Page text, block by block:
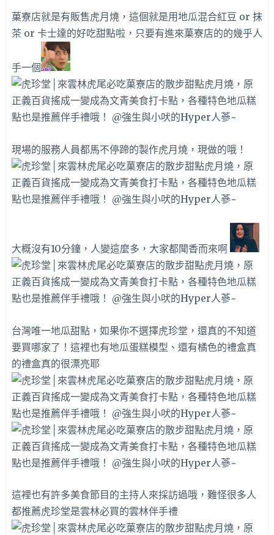
菓寮店就是有販售虎月燒，這個就是用地瓜混合紅豆 or 抹
茶 or 卡士達的好吃甜點啦，只要有進來菓寮店的的幾乎人
手一個
現場的服務人員都馬不停蹄的製作虎月燒，現做的哦！
大概沒有10分鐘，人變這麼多，大家都聞香而來啊
台灣唯一地瓜甜點，如果你不選擇虎珍堂，還真的不知道
要買哪家了！這裡也有地瓜蛋糕模型、還有橘色的禮盒真
的禮盒真的很漂亮耶
這裡也有許多美食節目的主持人來採訪過哦，難怪很多人
都推薦虎珍堂是雲林必買的雲林伴手禮